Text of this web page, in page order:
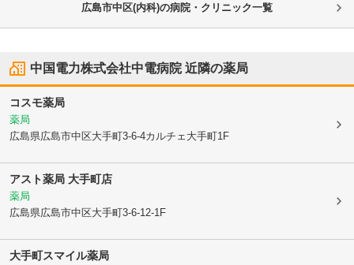
広島市中区(内科)の病院・クリニック一覧
中国電力株式会社中電病院近隣の薬局
コスモ薬局
薬局
広島県広島市中区大手町3-6-4カルチェ大手町1F
アスト薬局 大手町店
薬局
広島県広島市中区大手町3-6-12-1F
大手町スマイル薬局